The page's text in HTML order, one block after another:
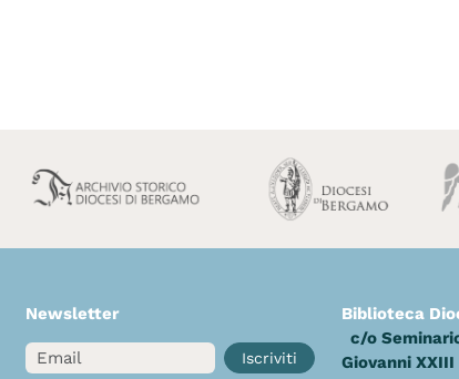
Newsletter
Email Iscriviti
Biblioteca
c/o
Giovanni XXIII